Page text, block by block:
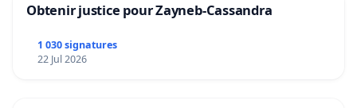
Obtenir justice pour Zayneb-Cassandra
1 030 signatures
22 Jul 2026